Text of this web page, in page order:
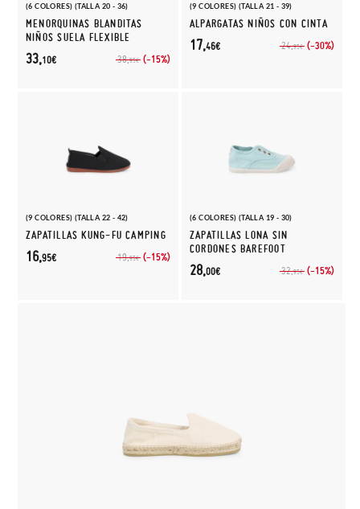
(6 COLORES) (TALLA 20 - 36)
MENORQUINAS BLANDITAS
NIÑOS SUELA FLEXIBLE
38,95€ (-15%)
33,10€
(9 COLORES) (TALLA 21 - 39)
ALPARGATAS NIÑOS CON CINTA
24,95€ (-30%)
17,46€
(9 COLORES) (TALLA 22 - 42)
ZAPATILLAS KUNG-FU CAMPING
19,95€ (-15%)
16,95€
(6 COLORES) (TALLA 19 - 30)
ZAPATILLAS LONA SIN
CORDONES BAREFOOT
32,95€ (-15%)
28,00€